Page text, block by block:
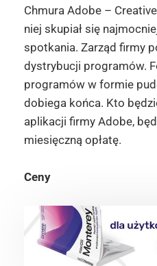
Chmura Adobe –
niej skupiał się
spotkania. Zarząd firmy
dystrybucji programów.
programów w formie
dobiega końca. Kto
aplikacji firmy Adobe,
miesięczną opłatę.
Ceny